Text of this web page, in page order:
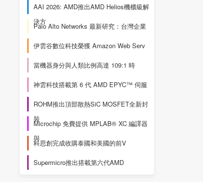
AAI 2026: AMD推出AMD Helios機櫃級解
決方
Palo Alto Networks 最新研究：台灣企業
伊雲谷數位科技榮獲 Amazon Web Serv
當機器身分與人類比例高達 109:1 時
神雲科技搭載第 6 代 AMD EPYC™ 伺服
ROHM推出頂部散熱SiC MOSFET全新封
裝
Microchip 免費提供 MPLAB® XC 編譯器
與
科思創完成收購泰國和美國的前V
Supermicro推出搭載第六代AMD
EPYC™